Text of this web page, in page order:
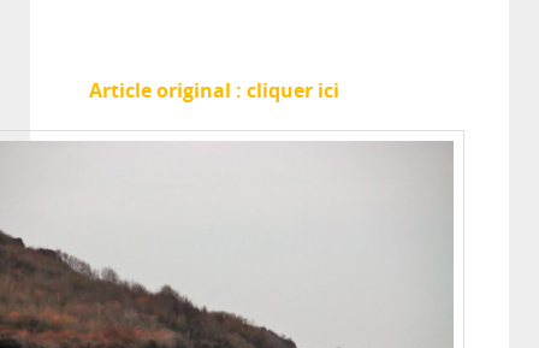
Article original : cliquer ici